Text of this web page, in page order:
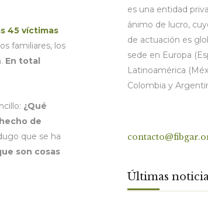
45 víctimas
familiares, los
En total
¿Qué
de
que se ha
son cosas
es una entidad
ánimo de lucro,
de actuación es
sede en Europa
Latinoamérica
Colombia y
Últimas